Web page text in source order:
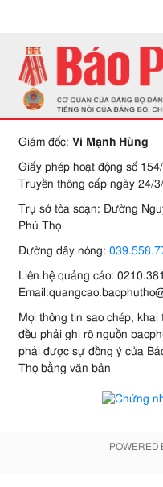
Giám đốc: Vi Mạnh Hùng
Giấy phép hoạt động số
Truyền thông cấp ngày 24/
Trụ sở tòa soạn: Đường
Phú Thọ
Đường dây nóng:
Liên hệ quảng cáo:
Mọi thông tin sao chép,
đều phải ghi rõ nguồn
phải được sự đồng ý của
Thọ bằng văn bản
POWERED